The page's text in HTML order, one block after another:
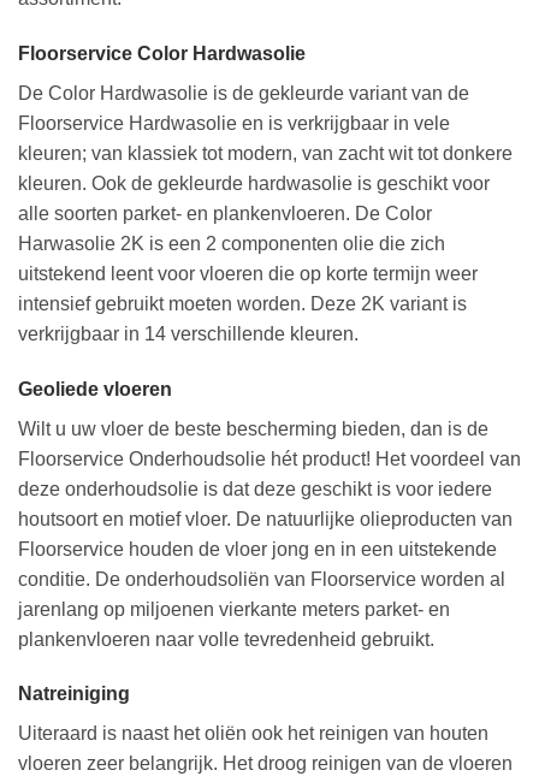
Floorservice Color Hardwasolie
De Color Hardwasolie is de gekleurde variant van de
Floorservice Hardwasolie en is verkrijgbaar in vele
kleuren; van klassiek tot modern, van zacht wit tot donkere
kleuren. Ook de gekleurde hardwasolie is geschikt voor
alle soorten parket- en plankenvloeren. De Color
Harwasolie 2K is een 2 componenten olie die zich
uitstekend leent voor vloeren die op korte termijn weer
intensief gebruikt moeten worden. Deze 2K variant is
verkrijgbaar in 14 verschillende kleuren.
Geoliede vloeren
Wilt u uw vloer de beste bescherming bieden, dan is de
Floorservice Onderhoudsolie hét product! Het voordeel van
deze onderhoudsolie is dat deze geschikt is voor iedere
houtsoort en motief vloer. De natuurlijke olieproducten van
Floorservice houden de vloer jong en in een uitstekende
conditie. De onderhoudsoliën van Floorservice worden al
jarenlang op miljoenen vierkante meters parket- en
plankenvloeren naar volle tevredenheid gebruikt.
Natreiniging
Uiteraard is naast het oliën ook het reinigen van houten
vloeren zeer belangrijk. Het droog reinigen van de vloeren